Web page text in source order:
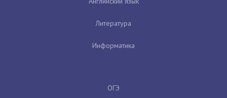
Литература
Информатика
ОГЭ